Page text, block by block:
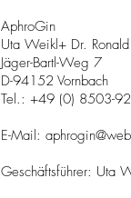
AphroGin
Uta Weikl+ Dr.
Jäger-Bartl-Weg 7
D-94152 Vornbach
Tel.: +49 (0) 8503-
E-Mail:
Geschäftsführer: Uta